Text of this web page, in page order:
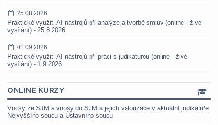
25.08.2026
Praktické využití AI nástrojů při analýze a tvorbě smluv (online - živé
vysílání) - 25.8.2026
01.09.2026
Praktické využití AI nástrojů při práci s judikaturou (online - živé
vysílání) - 1.9.2026
ONLINE KURZY
Vnosy ze SJM a vnosy do SJM a jejich valorizace v aktuální judikatuře
Nejvyššího soudu a Ústavního soudu